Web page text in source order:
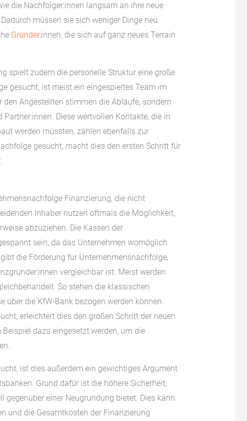
die Nachfolger:innen langsam an ihre neue
müssen sie sich weniger Dinge neu
Gründer:innen, die sich auf ganz neues Terrain
spielt zudem die personelle Struktur eine große
gesucht, ist meist ein eingespieltes Team im
Angestellten stimmen die Abläufe, sondern
Diese wertvollen Kontakte, die in
werden müssten, zählen ebenfalls zur
gesucht, macht dies den ersten Schritt für
Finanzierung, die nicht
Inhaber nutzen oftmals die Möglichkeit,
abzuziehen. Die Kassen der
sein, da das Unternehmen womöglich
die Förderung für Unternehmensnachfolge,
vergleichbar ist. Meist werden
So stehen die klassischen
über die KfW-Bank bezogen werden können.
erleichtert dies den großen Schritt der neuen
dazu eingesetzt werden, um die
ist dies außerdem ein gewichtiges Argument
Grund dafür ist die höhere Sicherheit,
gegenüber einer Neugründung bietet. Dies kann
und die Gesamtkosten der Finanzierung